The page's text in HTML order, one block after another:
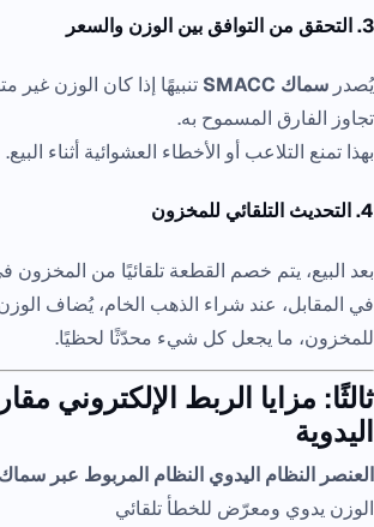
3. التحقق من التوافق بين الوزن والسعر
يُصدر سماك SMACC
تنبيهًا إذا كان الوزن غير
تجاوز الفارق المسموح به.
بهذا تمنع التلاعب أو الأخطاء العشوائية أثناء البيع.
4. التحديث التلقائي للمخزون
بعد البيع، يتم خصم القطعة تلقائيًا من المخزون
في المقابل، عند شراء الذهب الخام، يُضاف
للمخزون، ما يجعل كل شيء محدّثًا لحظيًا.
ثالثًا: مزايا الربط الإلكتروني
اليدوية
العنصر النظام اليدوي النظام المربوط عبر سماك SMACC
الوزن يدوي ومعرّض للخطأ تلقائي